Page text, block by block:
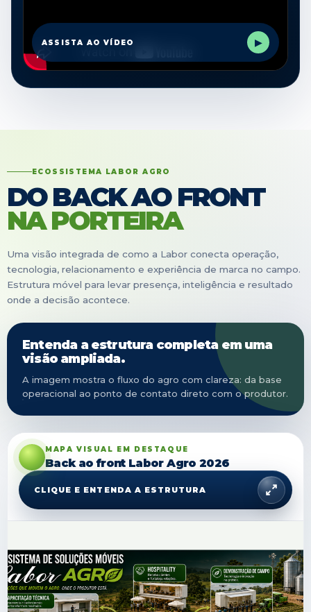
ASSISTA AO VÍDEO ▶
ECOSSISTEMA LABOR AGRO
DO BACK AO FRONT
NA PORTEIRA
Uma visão integrada de como a Labor conecta operação,
tecnologia, relacionamento e experiência de marca no campo.
Estrutura móvel para levar presença, inteligência e resultado
onde a decisão acontece.
Entenda a estrutura completa em uma
visão ampliada.
A imagem mostra o fluxo do agro com clareza: da base
operacional ao ponto de contato direto com o produtor.
MAPA VISUAL EM DESTAQUE
Back ao front Labor Agro 2026
CLIQUE E ENTENDA A ESTRUTURA